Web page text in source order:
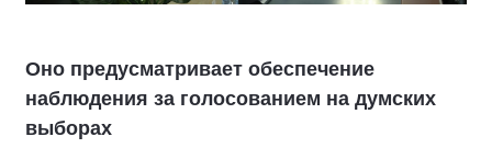
Оно предусматривает обеспечение
наблюдения за голосованием на думских
выборах